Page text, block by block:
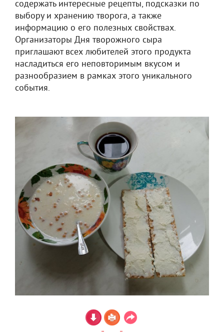
содержать интересные рецепты, подсказки по
выбору и хранению творога, а также
информацию о его полезных свойствах.
Организаторы Дня творожного сыра
приглашают всех любителей этого продукта
насладиться его неповторимым вкусом и
разнообразием в рамках этого уникального
события.